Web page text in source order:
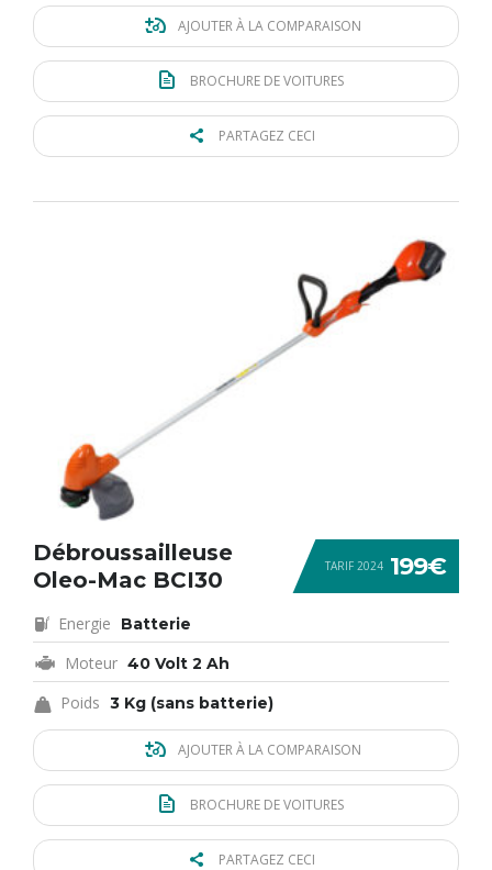
AJOUTER À LA COMPARAISON
BROCHURE DE VOITURES
PARTAGEZ CECI
TARIF 2024 199€
Débroussailleuse
Oleo-Mac BCI30
Energie Batterie
Moteur 40 Volt 2 Ah
Poids 3 Kg (sans batterie)
AJOUTER À LA COMPARAISON
BROCHURE DE VOITURES
PARTAGEZ CECI